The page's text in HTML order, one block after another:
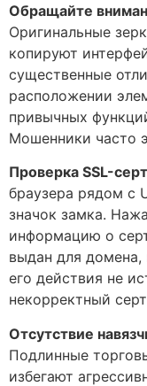
Обращайте
Оригинальные
копируют
существенные
расположении
привычных
Мошенники часто
Проверка SSL-
браузера рядом с
значок замка.
информацию о
выдан для
его действия не
некорректный
Отсутствие
Подлинные
избегают